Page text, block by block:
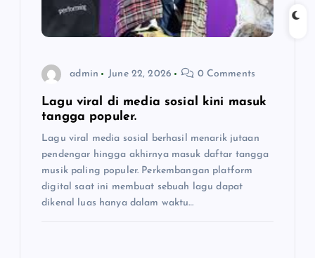
admin June 22, 2026 0 Comments
Lagu viral di media sosial kini masuk
tangga populer.
Lagu viral media sosial berhasil menarik jutaan
pendengar hingga akhirnya masuk daftar tangga
musik paling populer. Perkembangan platform
digital saat ini membuat sebuah lagu dapat
dikenal luas hanya dalam waktu…